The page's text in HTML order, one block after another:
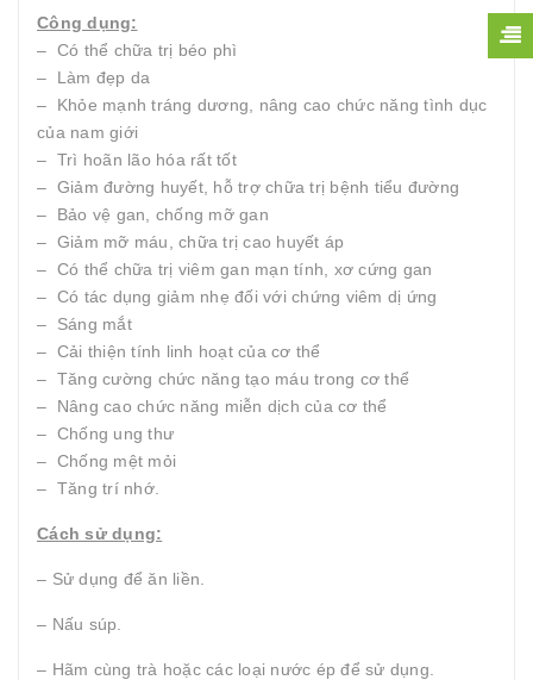
Công dụng:
– Có thể chữa trị béo phì
– Làm đẹp da
– Khỏe mạnh tráng dương, nâng cao chức năng tình dục
của nam giới
– Trì hoãn lão hóa rất tốt
– Giảm đường huyết, hỗ trợ chữa trị bệnh tiểu đường
– Bảo vệ gan, chống mỡ gan
– Giảm mỡ máu, chữa trị cao huyết áp
– Có thể chữa trị viêm gan mạn tính, xơ cứng gan
– Có tác dụng giảm nhẹ đối với chứng viêm dị ứng
– Sáng mắt
– Cải thiện tính linh hoạt của cơ thể
– Tăng cường chức năng tạo máu trong cơ thể
– Nâng cao chức năng miễn dịch của cơ thể
– Chống ung thư
– Chống mệt mỏi
– Tăng trí nhớ.
Cách sử dụng:
– Sử dụng để ăn liền.
– Nấu súp.
– Hãm cùng trà hoặc các loại nước ép để sử dụng.